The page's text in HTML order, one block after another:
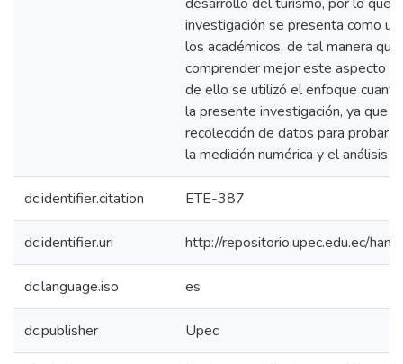
investigación se presenta como
los académicos, de tal manera
comprender mejor este aspecto
de ello se utilizó el enfoque
la presente investigación, ya que
recolección de datos para probar
la medición numérica y el análisis
dc.identifier.citation ETE-387
dc.identifier.uri http://repositorio.upec.edu.ec/
dc.language.iso es
dc.publisher Upec